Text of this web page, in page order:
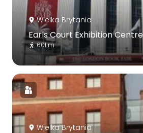
Wielka Brytania
Earls Court Exhibition Centre
601 m
Wielka Brytania